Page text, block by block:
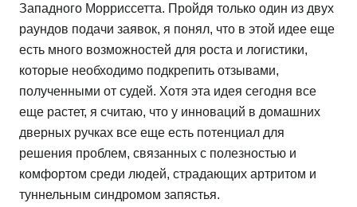
Западного Морриссетта. Пройдя только один из двух
раундов подачи заявок, я понял, что в этой идее еще
есть много возможностей для роста и логистики,
которые необходимо подкрепить отзывами,
полученными от судей. Хотя эта идея сегодня все
еще растет, я считаю, что у инноваций в домашних
дверных ручках все еще есть потенциал для
решения проблем, связанных с полезностью и
комфортом среди людей, страдающих артритом и
туннельным синдромом запястья.